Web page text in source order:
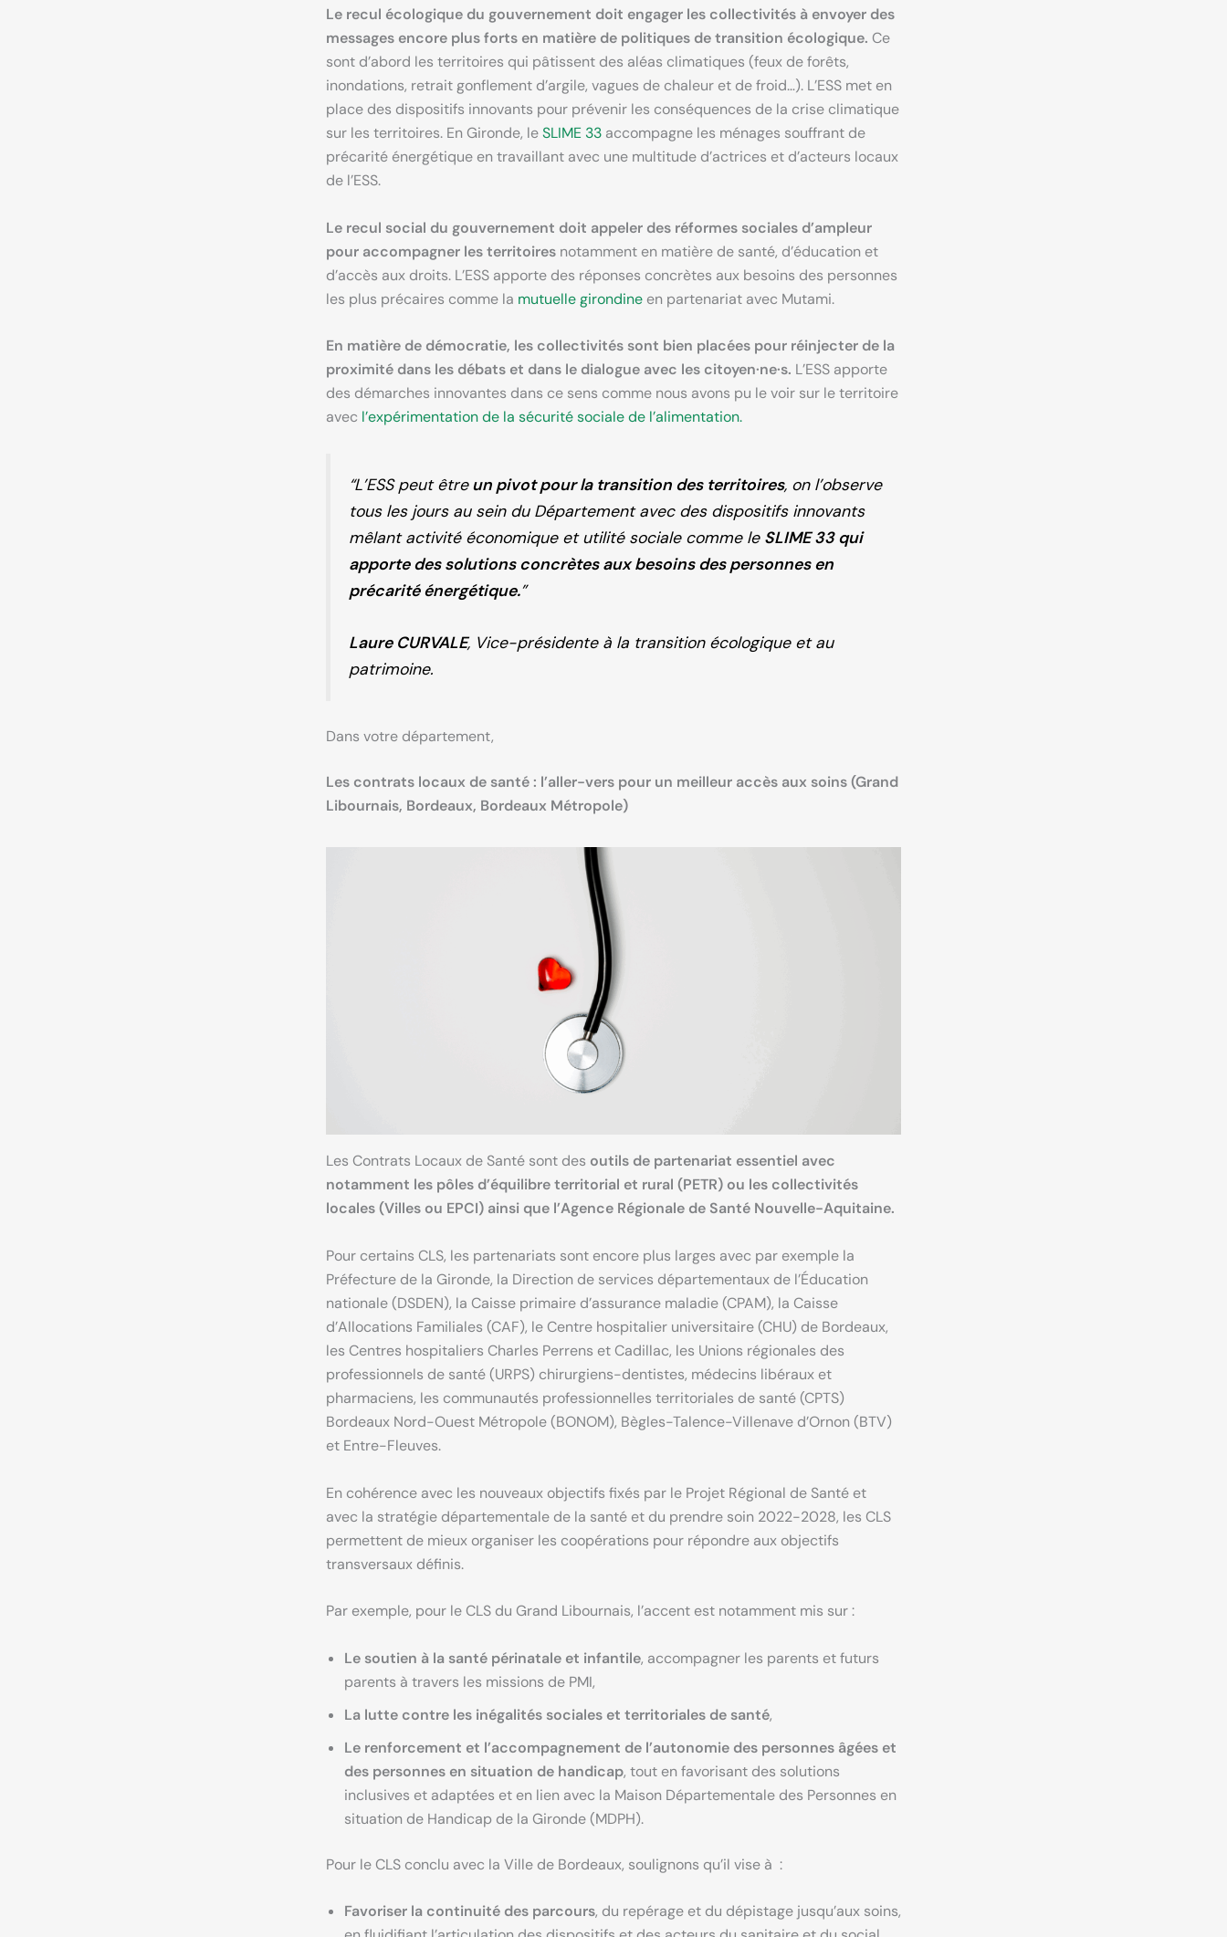
Le recul écologique du gouvernement doit engager les collectivités à envoyer des
messages encore plus forts en matière de politiques de transition écologique. Ce
sont d’abord les territoires qui pâtissent des aléas climatiques (feux de forêts,
inondations, retrait gonflement d’argile, vagues de chaleur et de froid…). L’ESS met en
place des dispositifs innovants pour prévenir les conséquences de la crise climatique
sur les territoires. En Gironde, leSLIME 33 accompagne les ménages souffrant de
précarité énergétique en travaillant avec une multitude d’actrices et d’acteurs locaux
de l’ESS.
Le recul social du gouvernement doit appeler des réformes sociales d’ampleur
pour accompagner les territoires notamment en matière de santé, d’éducation et
d’accès aux droits. L’ESS apporte des réponses concrètes aux besoins des personnes
les plus précaires comme la mutuelle girondine en partenariat avec Mutami.
En matière de démocratie, les collectivités sont bien placées pour réinjecter de la
proximité dans les débats et dans le dialogue avec les citoyen·ne·s. L’ESS apporte
des démarches innovantes dans ce sens comme nous avons pu le voir sur le territoire
avec l’expérimentation de la sécurité sociale de l’alimentation.
“L’ESS peut êtreun pivot pour la transition des territoires, on l’observe
tous les jours au sein du Département avec des dispositifs innovants
mêlant activité économique et utilité sociale comme le SLIME 33 qui
apporte des solutions concrètes aux besoins des personnes en
précarité énergétique.”
Laure CURVALE, Vice-présidente à la transition écologique et au
patrimoine.
Dans votre département,
Les contrats locaux de santé : l’aller-vers pour un meilleur accès aux soins (Grand
Libournais, Bordeaux, Bordeaux Métropole)
Les Contrats Locaux de Santé sont des outils de partenariat essentiel avec
notamment les pôles d’équilibre territorial et rural (PETR) ou les collectivités
locales (Villes ou EPCI) ainsi que l’Agence Régionale de Santé Nouvelle-Aquitaine.
Pour certains CLS, les partenariats sont encore plus larges avec par exemple la
Préfecture de la Gironde, la Direction de services départementaux de l’Éducation
nationale (DSDEN), la Caisse primaire d’assurance maladie (CPAM), la Caisse
d’Allocations Familiales (CAF), le Centre hospitalier universitaire (CHU) de Bordeaux,
les Centres hospitaliers Charles Perrens et Cadillac, les Unions régionales des
professionnels de santé (URPS) chirurgiens-dentistes, médecins libéraux et
pharmaciens, les communautés professionnelles territoriales de santé (CPTS)
Bordeaux Nord-Ouest Métropole (BONOM), Bègles-Talence-Villenave d’Ornon (BTV)
et Entre-Fleuves.
En cohérence avec les nouveaux objectifs fixés par le Projet Régional de Santé et
avec la stratégie départementale de la santé et du prendre soin 2022-2028, les CLS
permettent de mieux organiser les coopérations pour répondre aux objectifs
transversaux définis.
Par exemple, pour le CLS du Grand Libournais, l’accent est notamment mis sur :
Le soutien à la santé périnatale et infantile, accompagner les parents et futurs
parents à travers les missions de PMI,
La lutte contre les inégalités sociales et territoriales de santé,
Le renforcement et l’accompagnement de l’autonomie des personnes âgées et
des personnes en situation de handicap, tout en favorisant des solutions
inclusives et adaptées et en lien avec la Maison Départementale des Personnes en
situation de Handicap de la Gironde (MDPH).
Pour le CLS conclu avec la Ville de Bordeaux, soulignons qu’il vise à :
Favoriser la continuité des parcours, du repérage et du dépistage jusqu’aux soins,